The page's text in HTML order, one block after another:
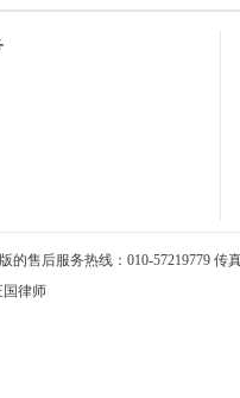
的售后服务热线：010-57219779 传
国律师